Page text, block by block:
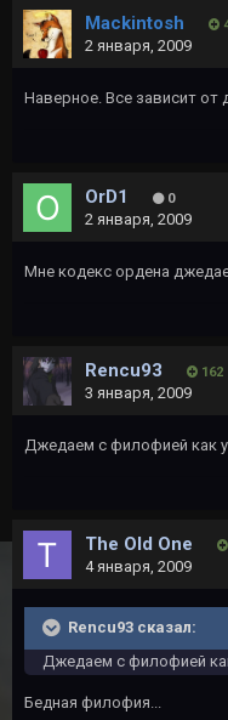
Mackintosh
2 января, 2009
Наверное. Все зависит от
OrD1 0
2 января, 2009
Мне кодекс ордена
Rencu93 162
3 января, 2009
Джедаем с филофией как
The Old One
4 января, 2009
Rencu93 сказал:
Джедаем с филофией
Бедная филофия...